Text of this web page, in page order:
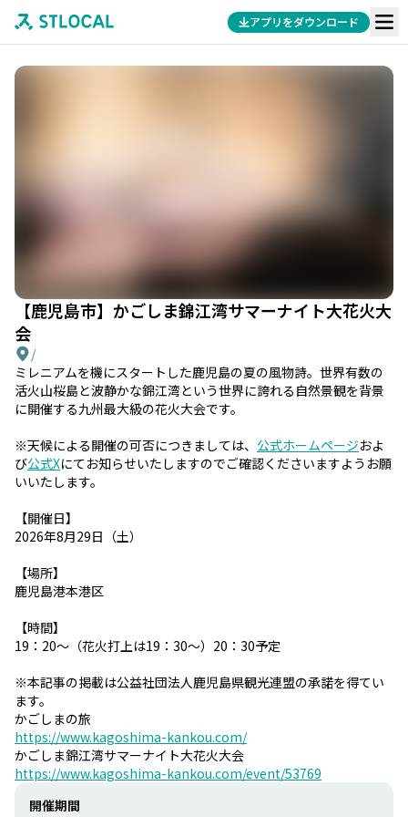
アプリをダウンロード
【鹿児島市】かごしま錦江湾サマーナイト大花火大
会
/
ミレニアムを機にスタートした鹿児島の夏の風物詩。世界有数の
活火山桜島と波静かな錦江湾という世界に誇れる自然景観を背景
に開催する九州最大級の花火大会です。
※天候による開催の可否につきましては、 公式ホームページおよ
び公式Xにてお知らせいたしますのでご確認くださいますようお願
いいたします。
【開催日】
2026年8月29日（土）
【場所】
鹿児島港本港区
【時間】
19：20～（花火打上は19：30～）20：30予定
※本記事の掲載は公益社団法人鹿児島県観光連盟の承諾を得てい
ます。
かごしまの旅
https://www.kagoshima-kankou.com/
かごしま錦江湾サマーナイト大花火大会
https://www.kagoshima-kankou.com/event/53769
開催期間